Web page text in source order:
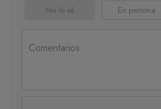
No lo sé En persona